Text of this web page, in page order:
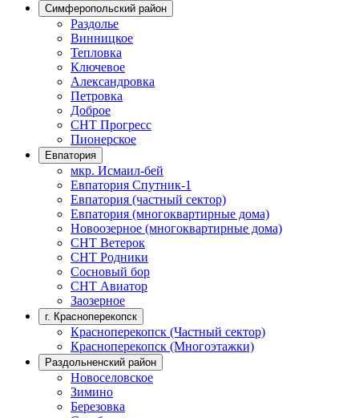
Симферопольский район
Раздолье
Винницкое
Тепловка
Ключевое
Александровка
Петровка
Доброе
СНТ Прогресс
Пионерское
Евпатория
мкр. Исмаил-бей
Евпатория Спутник-1
Евпатория (частный сектор)
Евпатория (многоквартирные дома)
Новоозерное (многоквартирные дома)
СНТ Ветерок
СНТ Родники
Сосновый бор
СНТ Авиатор
Заозерное
г. Красноперекопск
Красноперекопск (Частный сектор)
Красноперекопск (Многоэтажки)
Раздольненский район
Новоселовское
Зимино
Березовка